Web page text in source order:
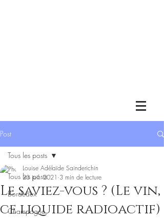
Post
Tous les posts
Bordeaux
Champagne
Tous les posts
Le saviez-vous ? (Le vin,
ce liquide radioactif)
Louise Adélaïde Sainderichin
23 juil. 2021 3 min de lecture